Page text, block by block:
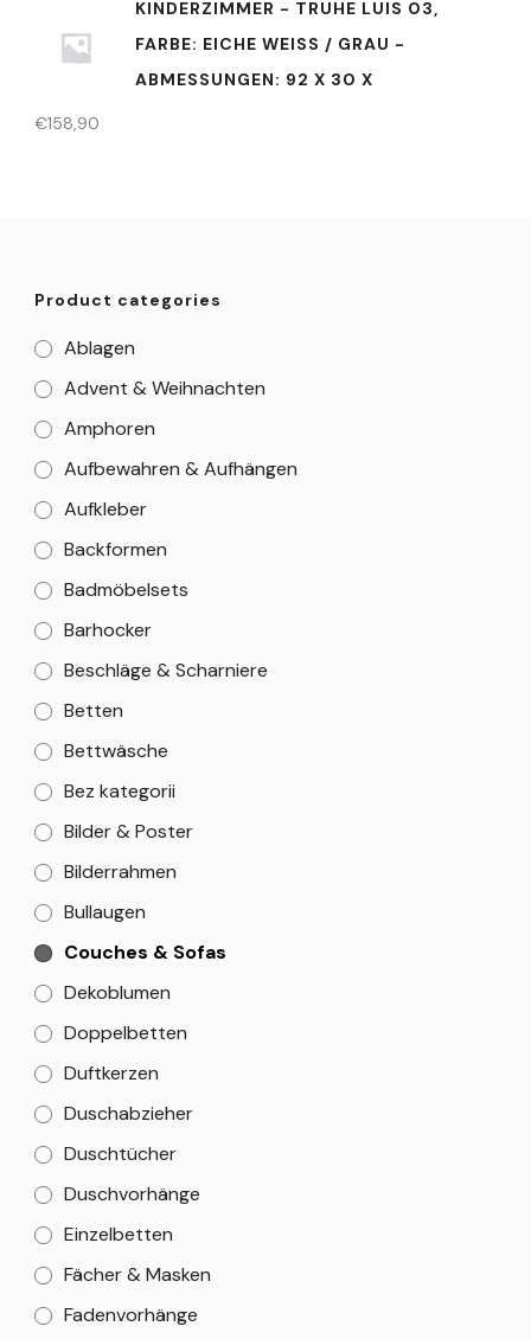
KINDERZIMMER - TRUHE LUIS 03,
FARBE: EICHE WEISS / GRAU - A
BMESSUNGEN: 92 X 30 X
€158,90
Product categories
Ablagen
Advent & Weihnachten
Amphoren
Aufbewahren & Aufhängen
Aufkleber
Backformen
Badmöbelsets
Barhocker
Beschläge & Scharniere
Betten
Bettwäsche
Bez kategorii
Bilder & Poster
Bilderrahmen
Bullaugen
Couches & Sofas
Dekoblumen
Doppelbetten
Duftkerzen
Duschabzieher
Duschtücher
Duschvorhänge
Einzelbetten
Fächer & Masken
Fadenvorhänge